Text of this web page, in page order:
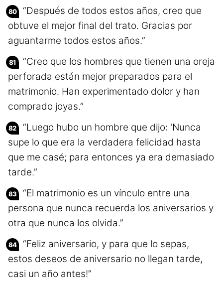
“Después de todos estos años, creo que
obtuve el mejor final del trato. Gracias por
aguantarme todos estos años.”
“Creo que los hombres que tienen una oreja
perforada están mejor preparados para el
matrimonio. Han experimentado dolor y han
comprado joyas.”
“Luego hubo un hombre que dijo: 'Nunca
supe lo que era la verdadera felicidad hasta
que me casé; para entonces ya era demasiado
tarde.”
“El matrimonio es un vínculo entre una
persona que nunca recuerda los aniversarios y
otra que nunca los olvida.”
“Feliz aniversario, y para que lo sepas,
estos deseos de aniversario no llegan tarde,
casi un año antes!”